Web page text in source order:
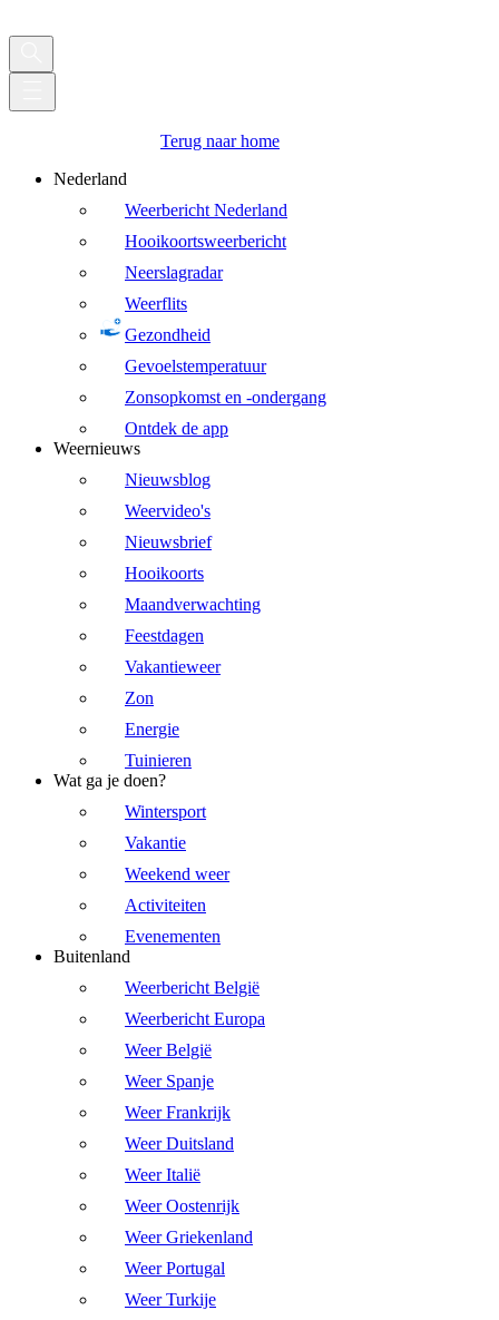
Terug naar home
Nederland
Weerbericht Nederland
Hooikoortsweerbericht
Neerslagradar
Weerflits
Gezondheid
Gevoelstemperatuur
Zonsopkomst en -ondergang
Ontdek de app
Weernieuws
Nieuwsblog
Weervideo's
Nieuwsbrief
Hooikoorts
Maandverwachting
Feestdagen
Vakantieweer
Zon
Energie
Tuinieren
Wat ga je doen?
Wintersport
Vakantie
Weekend weer
Activiteiten
Evenementen
Buitenland
Weerbericht België
Weerbericht Europa
Weer België
Weer Spanje
Weer Frankrijk
Weer Duitsland
Weer Italië
Weer Oostenrijk
Weer Griekenland
Weer Portugal
Weer Turkije